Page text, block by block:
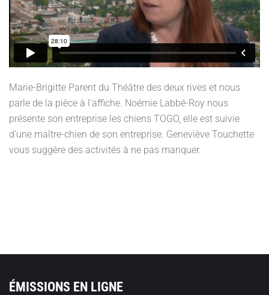
Marie-Brigitte Parent du Théâtre des deux rives et nous
parle de la pièce à l'affiche. Noémie Labbé-Roy nous
présente son entreprise les chiens TOGO, elle est suivie
d'une maître-chien de son entreprise. Geneviève Touchette
vous suggère des activités à ne pas manquer.
ÉMISSIONS EN LIGNE